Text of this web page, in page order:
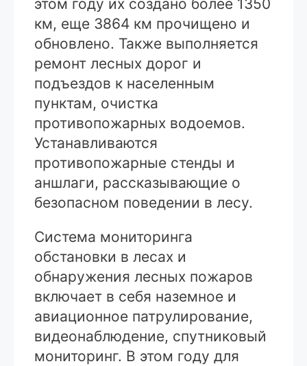
этом году их создано более 1350
км, еще 3864 км прочищено и
обновлено. Также выполняется
ремонт лесных дорог и
подъездов к населенным
пунктам, очистка
противопожарных водоемов.
Устанавливаются
противопожарные стенды и
аншлаги, рассказывающие о
безопасном поведении в лесу.
Система мониторинга
обстановки в лесах и
обнаружения лесных пожаров
включает в себя наземное и
авиационное патрулирование,
видеонаблюдение, спутниковый
мониторинг. В этом году для